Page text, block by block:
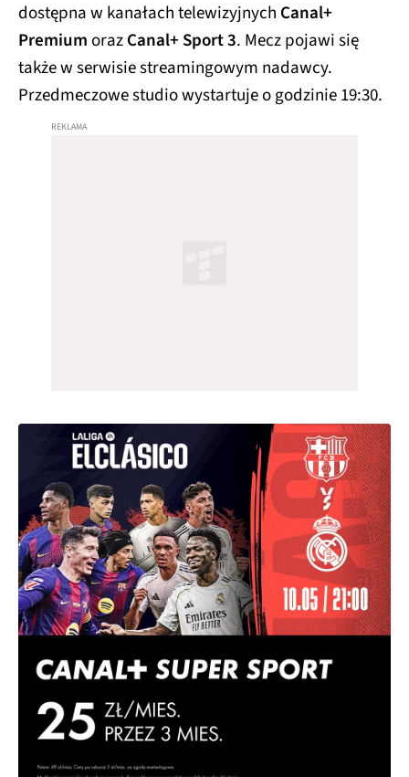
dostępna w kanałach telewizyjnych Canal+
PremiumorazCanal+ Sport 3. Mecz pojawi się
także w serwisie streamingowym nadawcy.
Przedmeczowe studio wystartuje o godzinie 19:30.